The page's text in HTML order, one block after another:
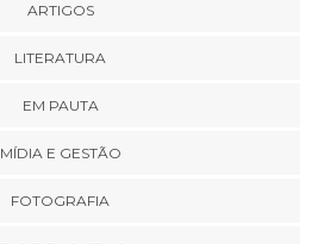
ARTIGOS
LITERATURA
EM PAUTA
MÍDIA E GESTÃO
FOTOGRAFIA